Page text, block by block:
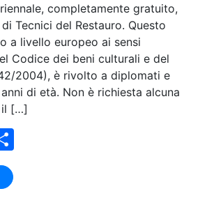
completamente gratuito,
Tecnici del Restauro. Questo
a livello europeo ai sensi
Codice dei beni culturali e del
2004), è rivolto a diplomati e
di età. Non è richiesta alcuna
il […]